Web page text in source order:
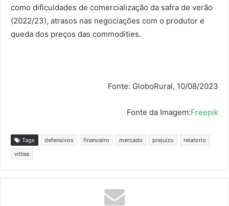
como dificuldades de comercialização da safra de verão
(2022/23), atrasos nas negociações com o produtor e
queda dos preços das commodities.
Fonte: GloboRural, 10/08/2023
Fonte da Imagem:Freepik
Tags defensivos financeiro mercado prejuizo
relatorio
vittea